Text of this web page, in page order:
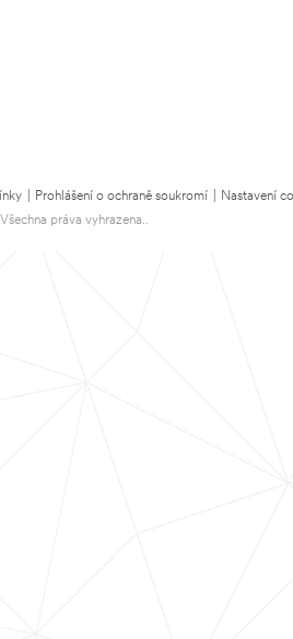
Prohlášení o ochraně soukromí
Nastavení
práva vyhrazena..